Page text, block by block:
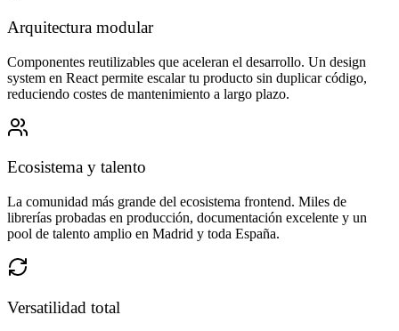
Arquitectura modular
Componentes reutilizables que aceleran el desarrollo. Un design
system en React permite escalar tu producto sin duplicar código,
reduciendo costes de mantenimiento a largo plazo.
Ecosistema y talento
La comunidad más grande del ecosistema frontend. Miles de
librerías probadas en producción, documentación excelente y un
pool de talento amplio en Madrid y toda España.
Versatilidad total